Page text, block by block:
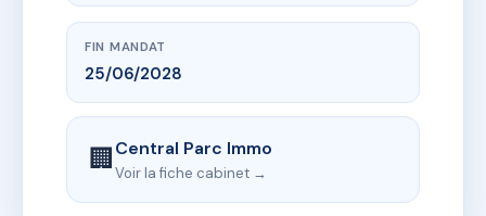
FIN MANDAT
25/06/2028
🏢Central Parc Immo
Voir la fiche cabinet →